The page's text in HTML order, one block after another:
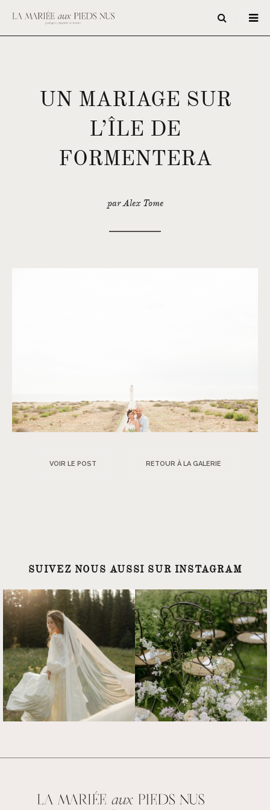
UN MARIAGE SUR
L’ÎLE DE
FORMENTERA
par Alex Tome
VOIR LE POST RETOUR À LA GALERIE
SUIVEZ NOUS AUSSI SUR INSTAGRAM